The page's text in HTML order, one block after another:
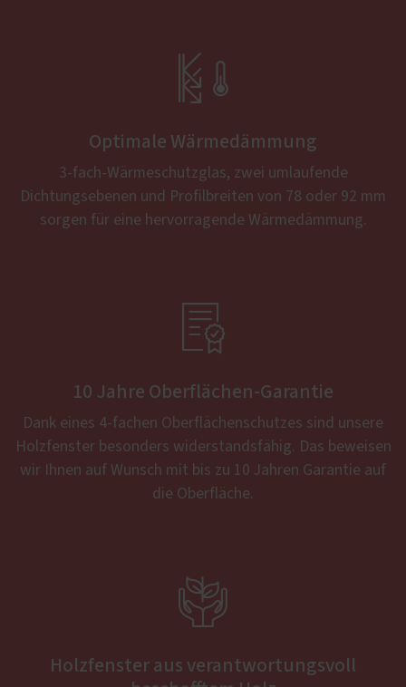

Optimale Wärmedämmung
3-fach-Wärmeschutzglas, zwei umlaufende
Dichtungsebenen und Profilbreiten von 78 oder 92 mm
sorgen für eine hervorragende Wärmedämmung.

10 Jahre Oberflächen-Garantie
Dank eines 4-fachen Oberflächenschutzes sind unsere
Holzfenster besonders widerstandsfähig. Das beweisen
wir Ihnen auf Wunsch mit bis zu 10 Jahren Garantie auf
die Oberfläche.

Holzfenster aus verantwortungsvoll